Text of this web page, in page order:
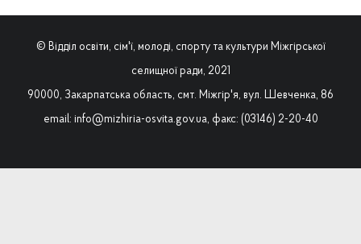
© Відділ освіти, сім'ї, молоді, спорту та культури Міжгірської
селищної ради, 2021
90000, Закарпатська область, смт. Міжгір'я, вул. Шевченка, 86
email: info@mizhiria-osvita.gov.ua, факс: (03146) 2-20-40